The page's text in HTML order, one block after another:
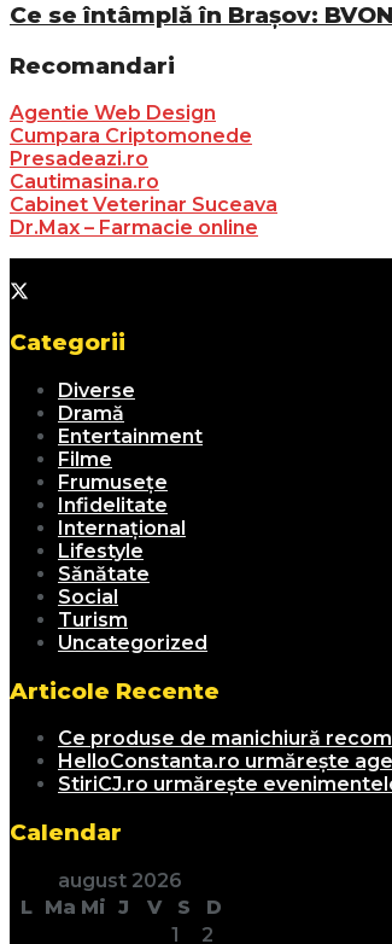
Ce se întâmplă în Brașov:
Recomandari
Agentie Web Design
Cumpara Criptomonede
Presadeazi.ro
Cautimasina.ro
Cabinet Veterinar Suceava
Dr.Max – Farmacie online
Categorii
Diverse
Dramă
Entertainment
Filme
Frumusețe
Infidelitate
Internațional
Lifestyle
Sănătate
Social
Turism
Uncategorized
Articole Recente
Ce produse de manichiură
HelloConstanta.ro urmărește
StiriCJ.ro urmărește
Calendar
august 2026
L Ma Mi J V S
D
1
2